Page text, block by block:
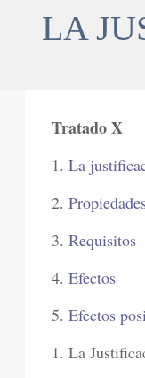
LA
Tratado X
1.La
2.
3.Requisitos
4.Efectos
5.Efectos
1. La